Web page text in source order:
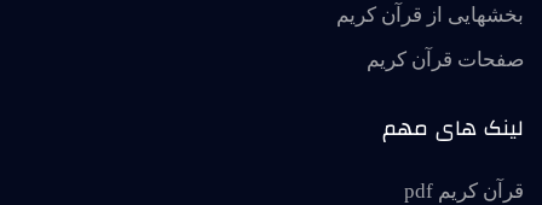
بخشهایی از قرآن کریم
صفحات قرآن کریم
لینک های مهم
قرآن کریم pdf